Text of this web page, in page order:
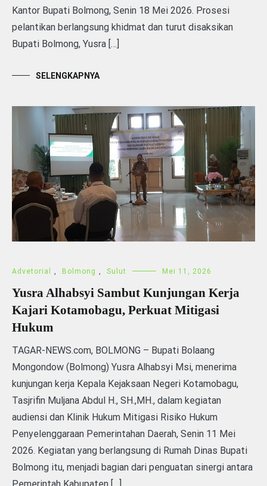
Kantor Bupati Bolmong, Senin 18 Mei 2026. Prosesi
pelantikan berlangsung khidmat dan turut disaksikan
Bupati Bolmong, Yusra […]
SELENGKAPNYA
Advetorial , Bolmong , Sulut Mei 11, 2026
Yusra Alhabsyi Sambut Kunjungan Kerja
Kajari Kotamobagu, Perkuat Mitigasi
Hukum
TAGAR-NEWS.com, BOLMONG – Bupati Bolaang
Mongondow (Bolmong) Yusra Alhabsyi Msi, menerima
kunjungan kerja Kepala Kejaksaan Negeri Kotamobagu,
Tasjrifin Muljana Abdul H., SH.,MH., dalam kegiatan
audiensi dan Klinik Hukum Mitigasi Risiko Hukum
Penyelenggaraan Pemerintahan Daerah, Senin 11 Mei
2026. Kegiatan yang berlangsung di Rumah Dinas Bupati
Bolmong itu, menjadi bagian dari penguatan sinergi antara